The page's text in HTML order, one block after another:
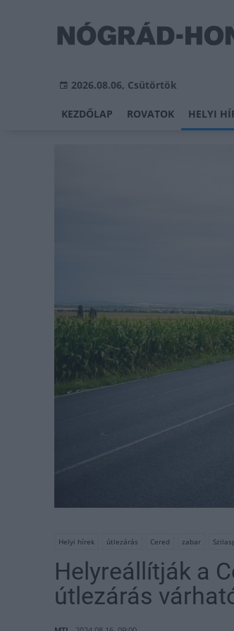
2026.08.06, Csütörtök
KEZDŐLAP ROVATOK HELYI
Helyi hírek útlezárás Cered zabar
Helyreállítják a
útlezárás